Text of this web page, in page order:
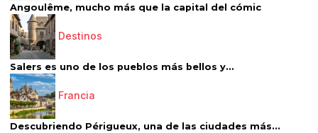
Angoulême, mucho más que la capital del cómic
Destinos
Salers es uno de los pueblos más bellos y...
Francia
Descubriendo Périgueux, una de las ciudades más...